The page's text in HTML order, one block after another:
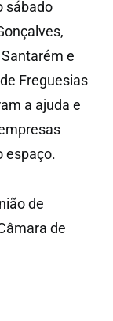
sábado
e
Freguesias
a ajuda e
espaço.
de
de